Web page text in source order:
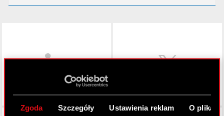
Zgoda Szczegóły Ustawienia reklam O